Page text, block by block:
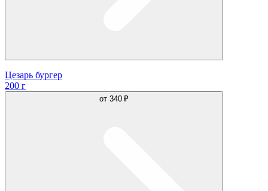
Цезарь бургер
200 г
от 340 ₽